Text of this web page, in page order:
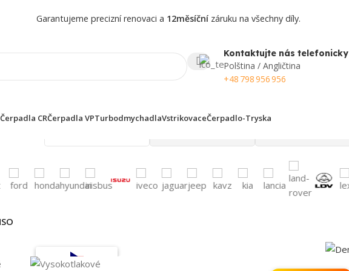
Garantujeme precizní renovaci a 12měsíčnízáruku na všechny díly.
Kontaktujte nás telefonicky
Polština / Angličtina
+48 798 956 956
Čerpadla CRČerpadla VPTurbodmychadlaVstrikovaceČerpadlo-Tryska
Oblíbené v Česku